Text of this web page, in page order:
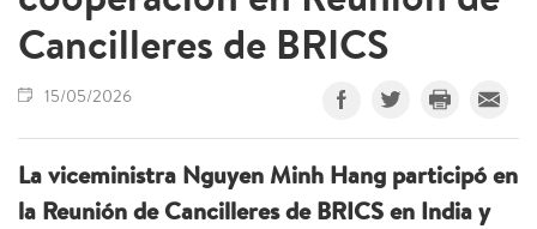
Cancilleres de BRICS
15/05/2026
La viceministra Nguyen Minh Hang participó en
la Reunión de Cancilleres de BRICS en India y